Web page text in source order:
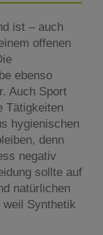
ist – auch
offenen
ebenso
Auch Sport
Tätigkeiten
hygienischen
denn
negativ
sollte auf
natürlichen
weil Synthetik